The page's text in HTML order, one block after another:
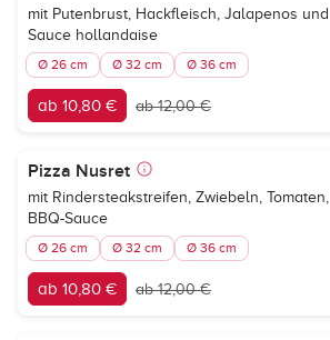
mit Putenbrust, Hackfleisch, Jalapenos und
Sauce hollandaise
Ø 26 cm Ø 32 cm Ø 36 cm
ab 10,80 € ab 12,00 €
Pizza Nusret
mit Rindersteakstreifen, Zwiebeln, Tomaten,
BBQ-Sauce
Ø 26 cm Ø 32 cm Ø 36 cm
ab 10,80 € ab 12,00 €